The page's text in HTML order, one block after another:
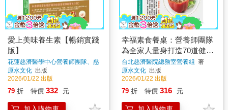
愛上美味養生素【暢銷實踐
版】
花蓮慈濟醫學中心營養師團隊、慈
濟香積志工 王靜慧
原水文化 出版
2026/01/22 出版
79 折 特價 332 元
幸福素食餐桌：營養師團隊
為全家人量身打造70道健康
蔬食！
台北慈濟醫院總務室營養組 著
原水文化 出版
2026/01/22 出版
79 折 特價 316 元